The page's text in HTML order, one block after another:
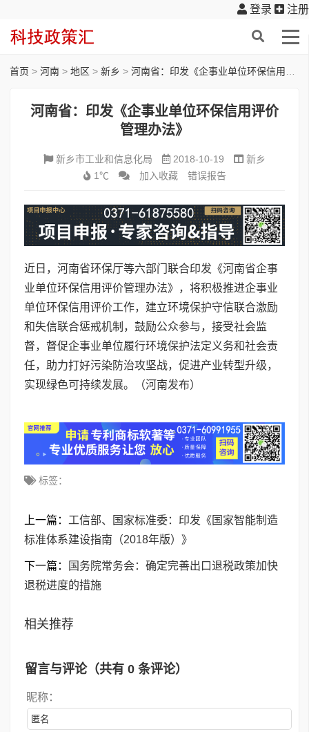
登录 注册
首页 > 河南 > 地区 > 新乡 > 河南省：印发《企事业单位环保信用评价管理办法》
河南省：印发《企事业单位环保信用评价
管理办法》
新乡市工业和信息化局 2018-10-19
新乡
1℃
加入收藏 错误报告
近日，河南省环保厅等六部门联合印发《河南省企事
业单位环保信用评价管理办法》，将积极推进企事业
单位环保信用评价工作，建立环境保护守信联合激励
和失信联合惩戒机制，鼓励公众参与，接受社会监
督，督促企事业单位履行环境保护法定义务和社会责
任，助力打好污染防治攻坚战，促进产业转型升级，
实现绿色可持续发展。（河南发布）
标签：
上一篇： 工信部、国家标准委：印发《国家智能制造
标准体系建设指南（2018年版）》
下一篇：
国务院常务会：确定完善出口退税政策加快
退税进度的措施
相关推荐
留言与评论（共有 0 条评论）
昵称：